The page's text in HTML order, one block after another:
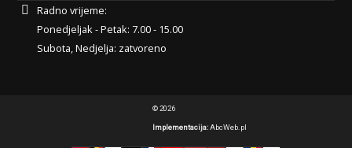
Radno vrijeme:
Ponedjeljak - Petak: 7.00 - 15.00
Subota, Nedjelja: zatvoreno
© 2026
Implementacija:AbcWeb.pl